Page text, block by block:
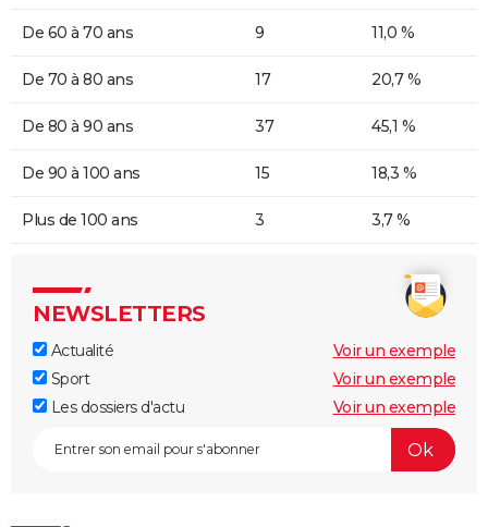
De 60 à 70 ans 9 11,0 %
De 70 à 80 ans 17 20,7 %
De 80 à 90 ans 37 45,1 %
De 90 à 100 ans 15 18,3 %
Plus de 100 ans 3 3,7 %
NEWSLETTERS
Actualité
Voir un exemple
Sport
Voir un exemple
Les dossiers d'actu
Voir un exemple